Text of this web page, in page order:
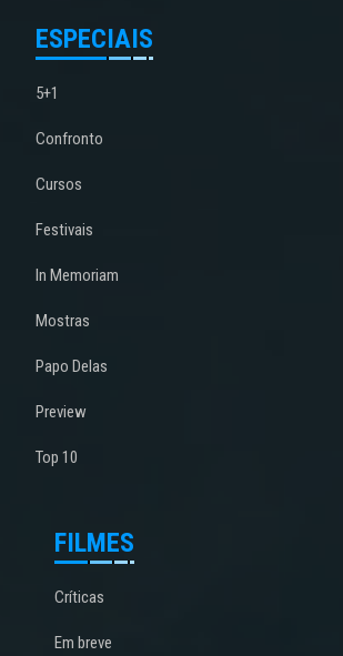
ESPECIAIS
5+1
Confronto
Cursos
Festivais
In Memoriam
Mostras
Papo Delas
Preview
Top 10
FILMES
Críticas
Em breve